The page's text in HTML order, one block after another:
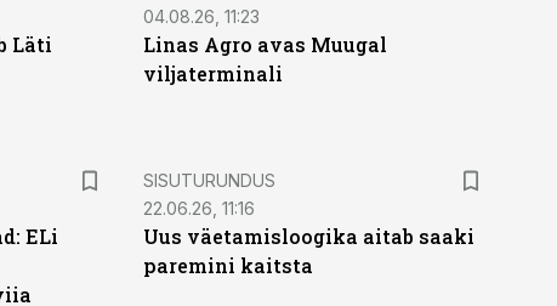
Läti
04.08.26, 11:23
Linas Agro avas Muugal
viljaterminali
ELi
ST
SISUTURUNDUS
22.06.26, 11:16
Uus väetamisloogika aitab saaki
paremini kaitsta